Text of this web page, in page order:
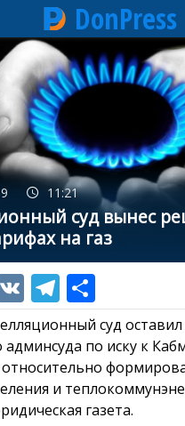
DonPress
11:21
суд вынес
на газ
суд
по иску к
относительно
и
газета.